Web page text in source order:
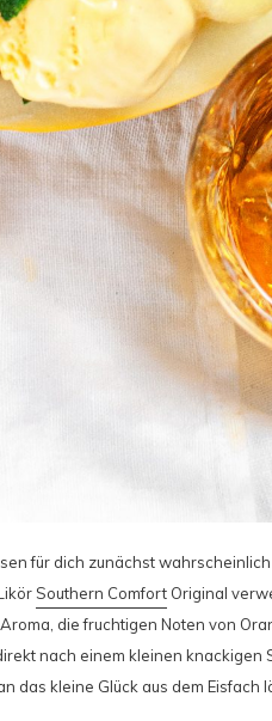
für dich zunächst
Southern Comfort Original
die fruchtigen Noten von
nach einem kleinen
das kleine Glück aus dem Eisfach